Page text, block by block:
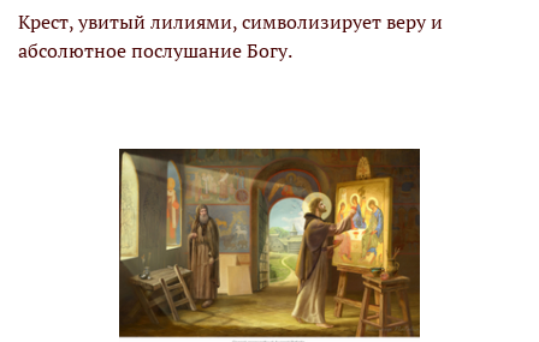
Крест, увитый лилиями, символизирует веру и
абсолютное послушание Богу.